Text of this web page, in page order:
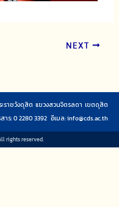
NEXT
ราชวังดุสิต แขวงสวนจิตรลดา เขตดุสิต
ร: 0 2280 3392 อีเมล:info@cds.ac.th
rights reserved.